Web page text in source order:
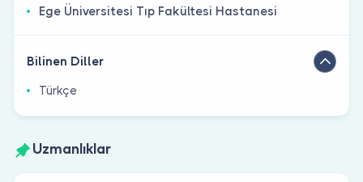
Ege Üniversitesi Tıp Fakültesi Hastanesi
Bilinen Diller
Türkçe
Uzmanlıklar